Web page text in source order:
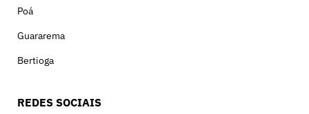
Poá
Guararema
Bertioga
REDES SOCIAIS